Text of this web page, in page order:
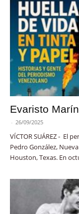
Evaristo
- 26/09/2025
VÍCTOR SUÁREZ - El
Pedro González,
Houston, Texas. En